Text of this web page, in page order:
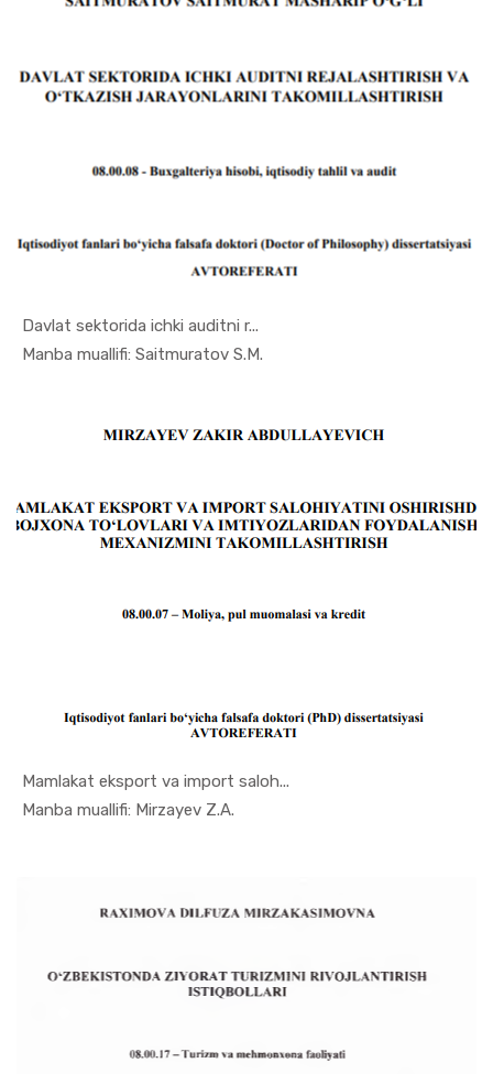
Davlat sektorida ichki auditni r...
Manba muallifi: Saitmuratov S.M.
In Buxgalt...
Mamlakat eksport va import saloh...
Manba muallifi: Mirzayev Z.A.In Moliya,...